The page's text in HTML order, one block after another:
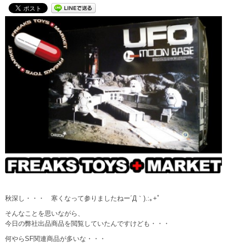
秋深し・・・ 寒くなって参りましたねー´Д｀).:｡+ﾟ
そんなことを思いながら、
今日の弊社出品商品を閲覧していたんですけども・・・
何やらSF関連商品が多いな・・・